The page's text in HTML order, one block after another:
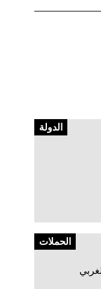
الدولة
الحملات